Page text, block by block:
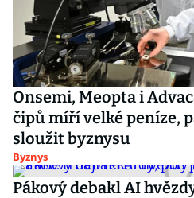
Onsemi, Meopta i
čipů míří velké peníze,
sloužit byznysu
Byznys
Pákový debakl AI